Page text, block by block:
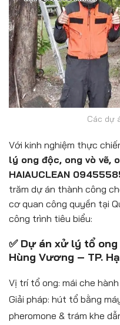
Các dự
Với kinh nghiệm thực
lý ong độc, ong vò vẽ,
HAIAUCLEAN
trăm dự án thành công
cơ quan công quyền tại
công trình tiêu biểu:
✅ Dự án xử lý tổ
Hùng Vương – TP.
Vị trí tổ ong: mái che
Giải pháp: hút tổ bằng
pheromone & trám khe